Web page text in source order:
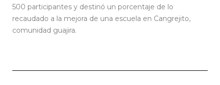
500 participantes y destinó un porcentaje de lo
recaudado a la mejora de una escuela en Cangrejito,
comunidad guajira.